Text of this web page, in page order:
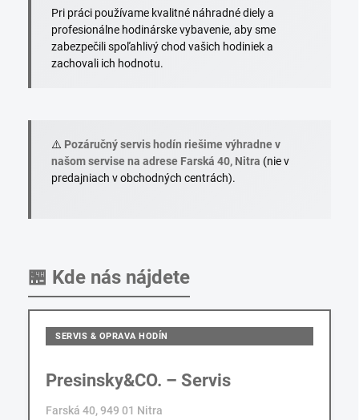
Pri práci používame kvalitné náhradné diely a
profesionálne hodinárske vybavenie, aby sme
zabezpečili spoľahlivý chod vašich hodiniek a
zachovali ich hodnotu.
⚠️ Pozáručný servis hodín riešime výhradne v
našom servise na adrese Farská 40, Nitra (nie v
predajniach v obchodných centrách).
🏪 Kde nás nájdete
SERVIS & OPRAVA HODÍN
Presinsky&CO. – Servis
Farská 40, 949 01 Nitra